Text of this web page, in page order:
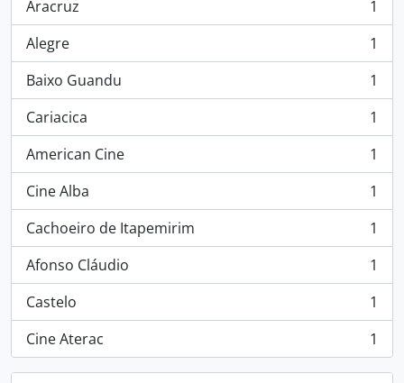
Aracruz
, 1 resultados
1
Alegre
, 1 resultados
1
Baixo Guandu
, 1 resultados
1
Cariacica
, 1 resultados
1
American Cine
, 1 resultados
1
Cine Alba
, 1 resultados
1
Cachoeiro de Itapemirim
, 1 resultados
1
Afonso Cláudio
, 1 resultados
1
Castelo
, 1 resultados
1
Cine Aterac
, 1 resultados 1